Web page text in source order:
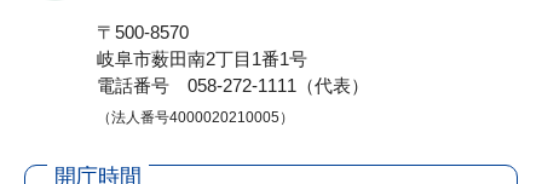
〒500-8570
岐阜市薮田南2丁目1番1号
電話番号 058-272-1111（代表）
（法人番号4000020210005）
開庁時間